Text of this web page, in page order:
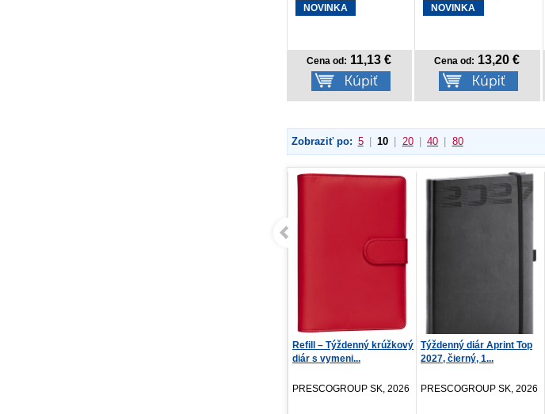
NOVINKA
Cena od: 11,13 €
NOVINKA
Cena od: 13,20 €
Zobraziť po: 5 | 10 | 20 | 40 | 80
Refill – Týždenný krúžkový
diár s vymeni...
PRESCOGROUP SK, 2026
Týždenný diár Aprint Top
2027, čierný, 1...
PRESCOGROUP SK, 2026